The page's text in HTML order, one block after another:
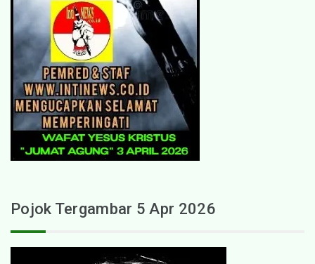
Pojok Tergambar 5 Apr 2026